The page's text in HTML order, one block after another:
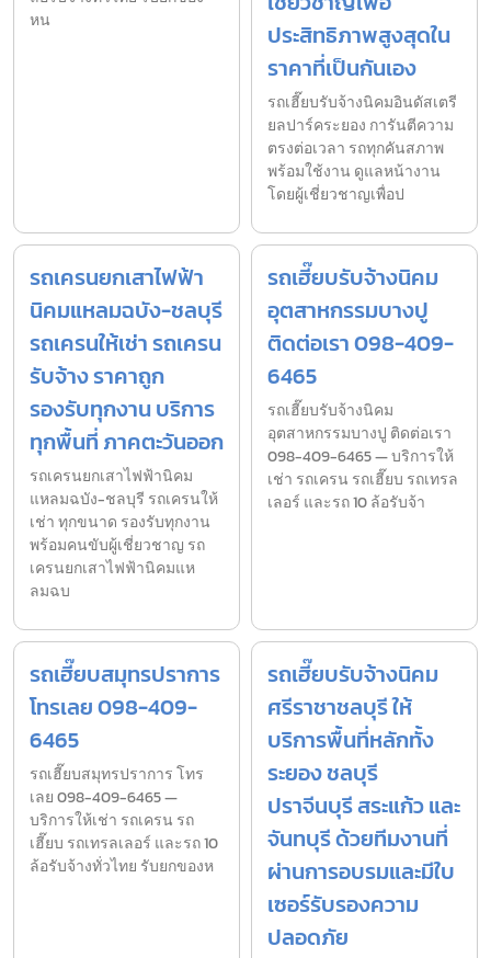
หน
ประสิทธิภาพสูงสุดใน
ราคาที่เป็นกันเอง
รถเฮี๊ยบรับจ้างนิคมอินดัสเตรี
ยลปาร์คระยอง การันตีความ
ตรงต่อเวลา รถทุกคันสภาพ
พร้อมใช้งาน ดูแลหน้างาน
โดยผู้เชี่ยวชาญเพื่อป
รถเครนยกเสาไฟฟ้า
นิคมแหลมฉบัง-ชลบุรี
รถเครนให้เช่า รถเครน
รับจ้าง ราคาถูก
รองรับทุกงาน บริการ
ทุกพื้นที่ ภาคตะวันออก
รถเครนยกเสาไฟฟ้านิคม
แหลมฉบัง-ชลบุรี รถเครนให้
เช่า ทุกขนาด รองรับทุกงาน
พร้อมคนขับผู้เชี่ยวชาญ รถ
เครนยกเสาไฟฟ้านิคมแห
ลมฉบ
รถเฮี๊ยบรับจ้างนิคม
อุตสาหกรรมบางปู
ติดต่อเรา 098-409-
6465
รถเฮี๊ยบรับจ้างนิคม
อุตสาหกรรมบางปู ติดต่อเรา
098-409-6465 — บริการให้
เช่า รถเครน รถเฮี๊ยบ รถเทรล
เลอร์ และรถ 10 ล้อรับจ้า
รถเฮี๊ยบสมุทรปราการ
โทรเลย 098-409-
6465
รถเฮี๊ยบสมุทรปราการ โทร
เลย 098-409-6465 —
บริการให้เช่า รถเครน รถ
เฮี๊ยบ รถเทรลเลอร์ และรถ 10
ล้อรับจ้างทั่วไทย รับยกของห
รถเฮี๊ยบรับจ้างนิคม
ศรีราชาชลบุรี ให้
บริการพื้นที่หลักทั้ง
ระยอง ชลบุรี
ปราจีนบุรี สระแก้ว และ
จันทบุรี ด้วยทีมงานที่
ผ่านการอบรมและมีใบ
เซอร์รับรองความ
ปลอดภัย